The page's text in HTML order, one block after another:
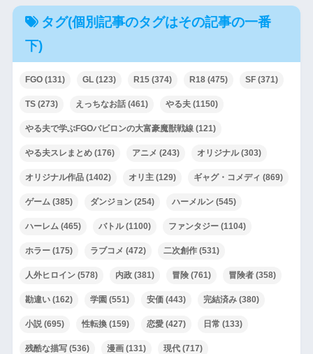
タグ(個別記事のタグはその記事の一番
下)
FGO(131) GL(123) R15(374) R18(475) SF(371)
TS(273) えっちなお話(461) やる夫(1150)
やる夫で学ぶFGOバビロンの大富豪魔獣戦線(121)
やる夫スレまとめ(176) アニメ (243) オリジナル(303)
オリジナル作品(1402) オリ主(129) ギャグ・コメディ (869)
ゲーム (385) ダンジョン(254) ハーメルン(545)
ハーレム (465) バトル(1100) ファンタジー(1104)
ホラー(175) ラブコメ (472) 二次創作(531)
人外ヒロイン(578) 内政(381) 冒険(761) 冒険者(358)
勘違い(162) 学園 (551) 安価(443) 完結済み(380)
小説(695) 性転換(159) 恋愛(427) 日常 (133)
残酷な描写(536) 漫画(131) 現代(717)